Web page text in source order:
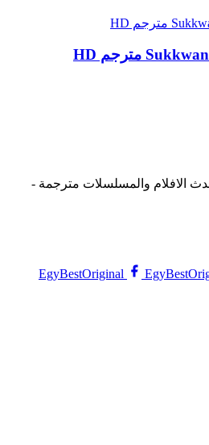
الافلام والمسلسلات مترجمة -
EgyBestOriginal